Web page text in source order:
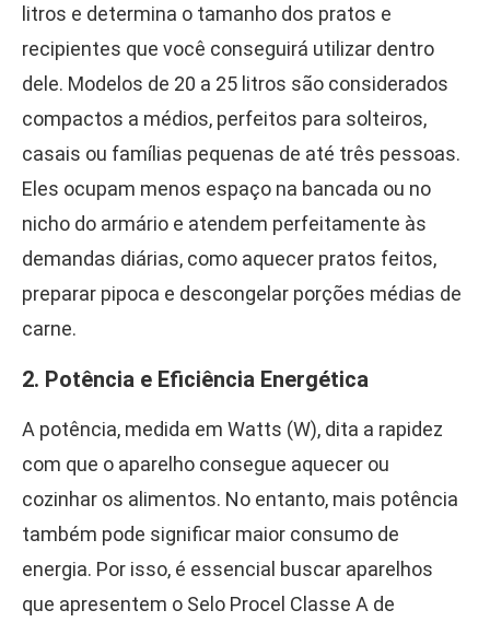
litros e determina o tamanho dos pratos e
recipientes que você conseguirá utilizar dentro
dele. Modelos de 20 a 25 litros são considerados
compactos a médios, perfeitos para solteiros,
casais ou famílias pequenas de até três pessoas.
Eles ocupam menos espaço na bancada ou no
nicho do armário e atendem perfeitamente às
demandas diárias, como aquecer pratos feitos,
preparar pipoca e descongelar porções médias de
carne.
2. Potência e Eficiência Energética
A potência, medida em Watts (W), dita a rapidez
com que o aparelho consegue aquecer ou
cozinhar os alimentos. No entanto, mais potência
também pode significar maior consumo de
energia. Por isso, é essencial buscar aparelhos
que apresentem o Selo Procel Classe A de